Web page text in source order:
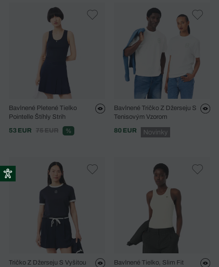
Bavlnené Pletené Tielko
Pointelle Štíhly Strih
53 EUR
75 EUR %
Bavlnené Tričko Z Džerseju S
Tenisovým Vzorom
80 EUR
Novinky
Tričko Z Džerseju S Vyšitou
Bavlnené Tielko, Slim Fit